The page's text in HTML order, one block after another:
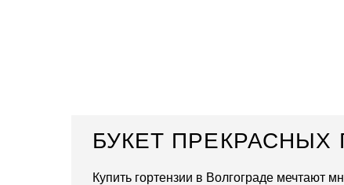
Популярное
БУКЕТ ПРЕКРАСНЫХ
Купить гортензии в Волгограде мечтают